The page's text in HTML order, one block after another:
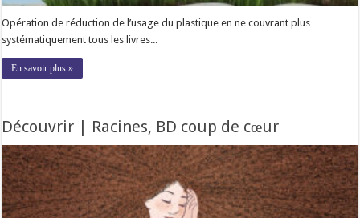
Opération de réduction de l’usage du plastique en ne couvrant plus
systématiquement tous les livres...
En savoir plus »
Découvrir | Racines, BD coup de cœur